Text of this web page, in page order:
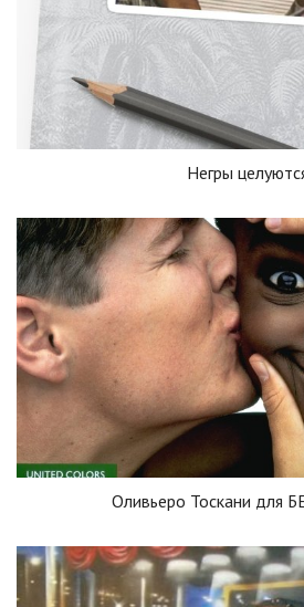
Негры
Оливьеро Тоскани для